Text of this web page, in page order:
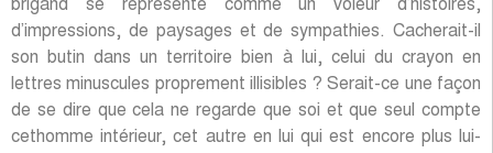
brigand se représente comme un voleur d’histoires,
d’impressions, de paysages et de sympathies. Cacherait-il
son butin dans un territoire bien à lui, celui du crayon en
lettres minuscules proprement illisibles ? Serait-ce une façon
de se dire que cela ne regarde que soi et que seul compte
cethomme intérieur, cet autre en lui qui est encore plus lui-